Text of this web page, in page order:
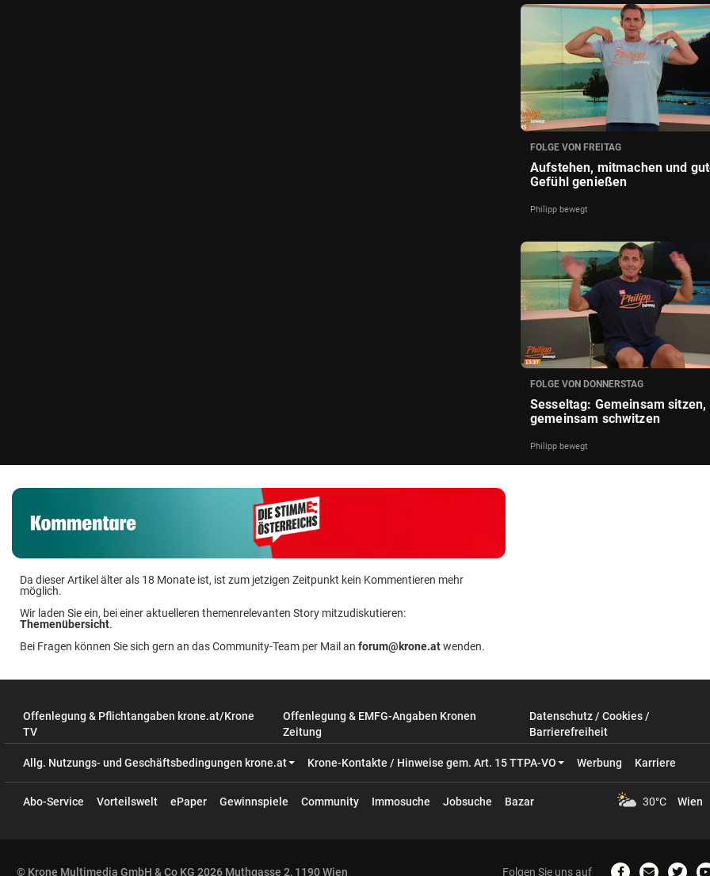
FOLGE VON FREITAG
Aufstehen, mitmachen und
Gefühl genießen
Philipp bewegt
FOLGE VON DONNERSTAG
Sesseltag: Gemeinsam sitzen,
gemeinsam schwitzen
Philipp bewegt
Da dieser Artikel älter als 18 Monate ist, ist zum jetzigen Zeitpunkt kein Kommentieren mehr
möglich.
Wir laden Sie ein, bei einer aktuelleren themenrelevanten Story mitzudiskutieren:
Themenübersicht.
Bei Fragen können Sie sich gern an das Community-Team per Mail an forum@krone.atwenden.
Offenlegung & Pflichtangaben krone.at/Krone
TV
Offenlegung & EMFG-Angaben Kronen
Zeitung
Datenschutz / Cookies /
Barrierefreiheit
Allg. Nutzungs- und Geschäftsbedingungen krone.at Krone-Kontakte / Hinweise gem. Art. 15 TTPA-VO Werbung Karriere
Abo-Service Vorteilswelt ePaper Gewinnspiele Community Immosuche Jobsuche Bazar 30°C Wien
© Krone Multimedia GmbH & Co KG 2026 Muthgasse 2, 1190 Wien Folgen Sie uns auf